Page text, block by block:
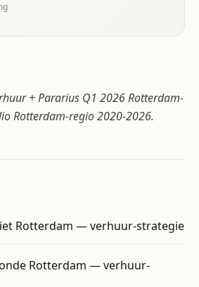
+ Pararius Q1 2026 Rotterdam-
Rotterdam-regio 2020-2026.
Rotterdam — verhuur-strategie
Rotterdam — verhuur-